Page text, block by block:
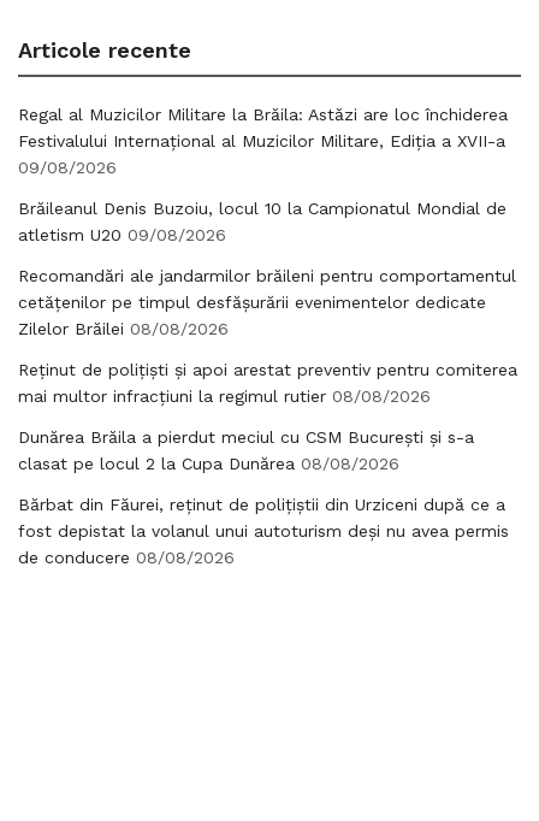
Articole recente
Regal al Muzicilor Militare la Brăila: Astăzi are loc închiderea
Festivalului Internațional al Muzicilor Militare, Ediția a XVII-a
09/08/2026
Brăileanul Denis Buzoiu, locul 10 la Campionatul Mondial de
atletism U20 09/08/2026
Recomandări ale jandarmilor brăileni pentru comportamentul
cetățenilor pe timpul desfășurării evenimentelor dedicate
Zilelor Brăilei 08/08/2026
Reținut de polițiști și apoi arestat preventiv pentru comiterea
mai multor infracțiuni la regimul rutier 08/08/2026
Dunărea Brăila a pierdut meciul cu CSM București și s-a
clasat pe locul 2 la Cupa Dunărea 08/08/2026
Bărbat din Făurei, reținut de polițiștii din Urziceni după ce a
fost depistat la volanul unui autoturism deși nu avea permis
de conducere 08/08/2026